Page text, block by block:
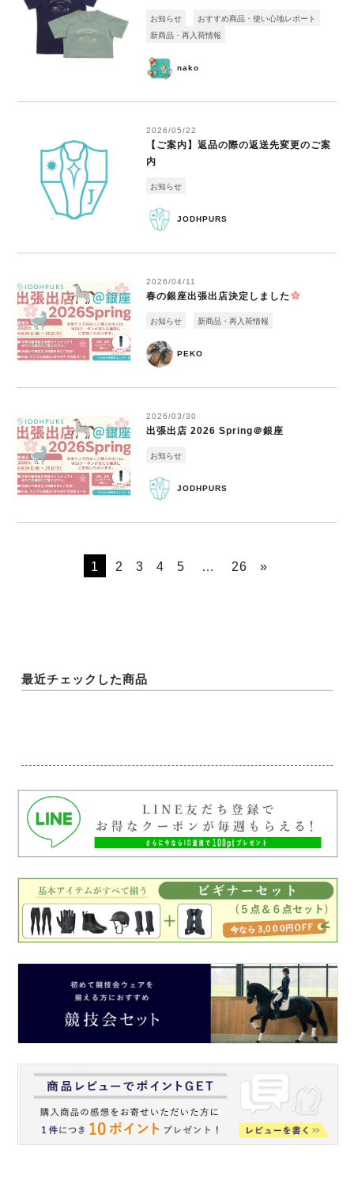
nako
お知らせ
おすすめ商品・使い心地レポート
新商品・再入荷情報
2026/05/22
【ご案内】返品の際の返送先変更のご案
内
JODHPURS
お知らせ
2026/04/11
春の銀座出張出店決定しました
PEKO
お知らせ 新商品・再入荷情報
2026/03/30
出張出店 2026 Spring＠銀座
JODHPURS
お知らせ
1 2 3 4 5 … 26 »
最近チェックした商品